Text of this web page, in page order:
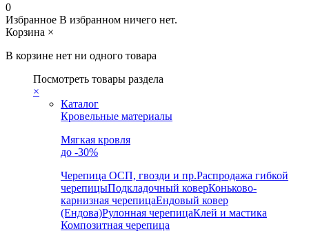
0
Избранное В избранном ничего нет.
Корзина ×
В корзине нет ни одного товара
Посмотреть товары раздела
×
Каталог
Кровельные материалы
Мягкая кровля
до -30%
Черепица ОСП, гвозди и пр.Распродажа гибкой
черепицыПодкладочный коверКоньково-
карнизная черепицаЕндовый ковер
(Ендова)Рулонная черепицаКлей и мастика
Композитная черепица